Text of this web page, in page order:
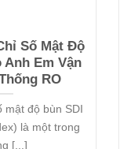
Số Mật Độ
Anh Em Vận
RO
mật độ bùn SDI
là một trong
[...]